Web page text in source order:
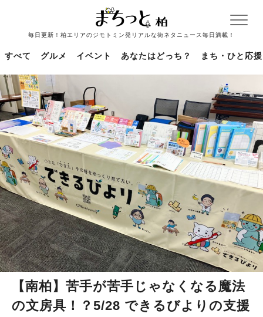
毎日更新！柏エリアのジモトミン発リアルな街ネタニュース毎日満載！
すべて グルメ イベント あなたはどっち？ まち・ひと応援
【南柏】苦手が苦手じゃなくなる魔法
の文房具！？5/28 できるびよりの支援